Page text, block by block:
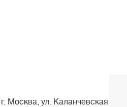
г. Москва, ул. Каланчевская